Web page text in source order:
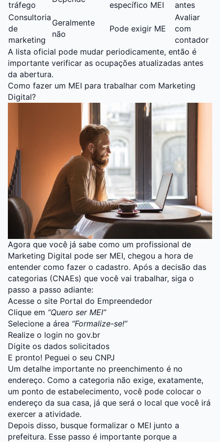
tráfego específico MEI
antes
Consultoria
de
marketing
Geralmente
não
Pode exigir ME
Avaliar
com
contador
A lista oficial pode mudar periodicamente, então é
importante verificar as ocupações atualizadas antes
da abertura.
Como fazer um MEI para trabalhar com Marketing
Digital?
Agora que você já sabe como um profissional de
Marketing Digital pode ser MEI, chegou a hora de
entender como fazer o cadastro. Após a decisão das
categorias (CNAEs) que você vai trabalhar, siga o
passo a passo adiante:
Acesse o site Portal do Empreendedor
Clique em “Quero ser MEI”
Selecione a área “Formalize-se!”
Realize o login no gov.br
Digite os dados solicitados
E pronto! Peguei o seu CNPJ
Um detalhe importante no preenchimento é no
endereço. Como a categoria não exige, exatamente,
um ponto de estabelecimento, você pode colocar o
endereço da sua casa, já que será o local que você irá
exercer a atividade.
Depois disso, busque formalizar o MEI junto a
prefeitura. Esse passo é importante porque a